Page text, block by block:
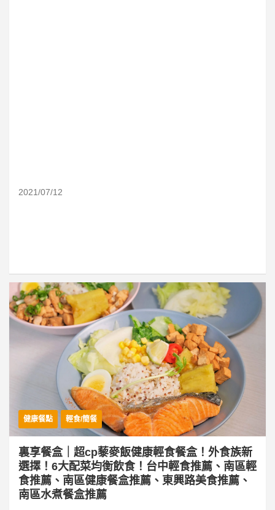
2021/07/12
健康餐點 輕食/簡餐
裏享餐盒｜超cp藜麥飯健康輕食餐盒！外食族新
選擇！6大配菜均衡飲食！台中輕食推薦、南區輕
食推薦、南區健康餐盒推薦、東興路美食推薦、
南區水煮餐盒推薦